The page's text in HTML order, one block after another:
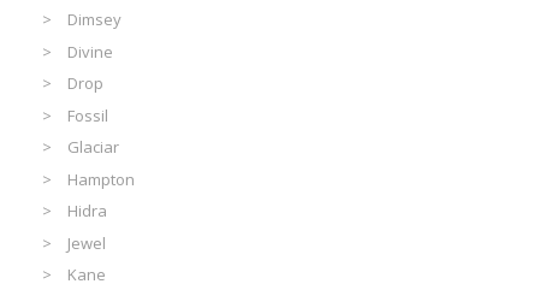
Dimsey
Divine
Drop
Fossil
Glaciar
Hampton
Hidra
Jewel
Kane